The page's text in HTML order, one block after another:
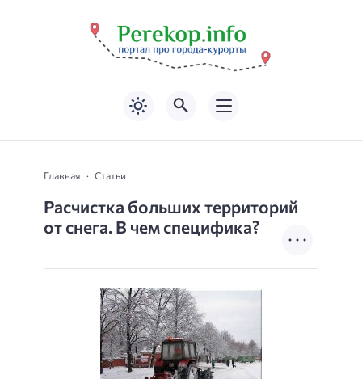
Главная Статьи
Расчистка больших территорий
от снега. В чем специфика?